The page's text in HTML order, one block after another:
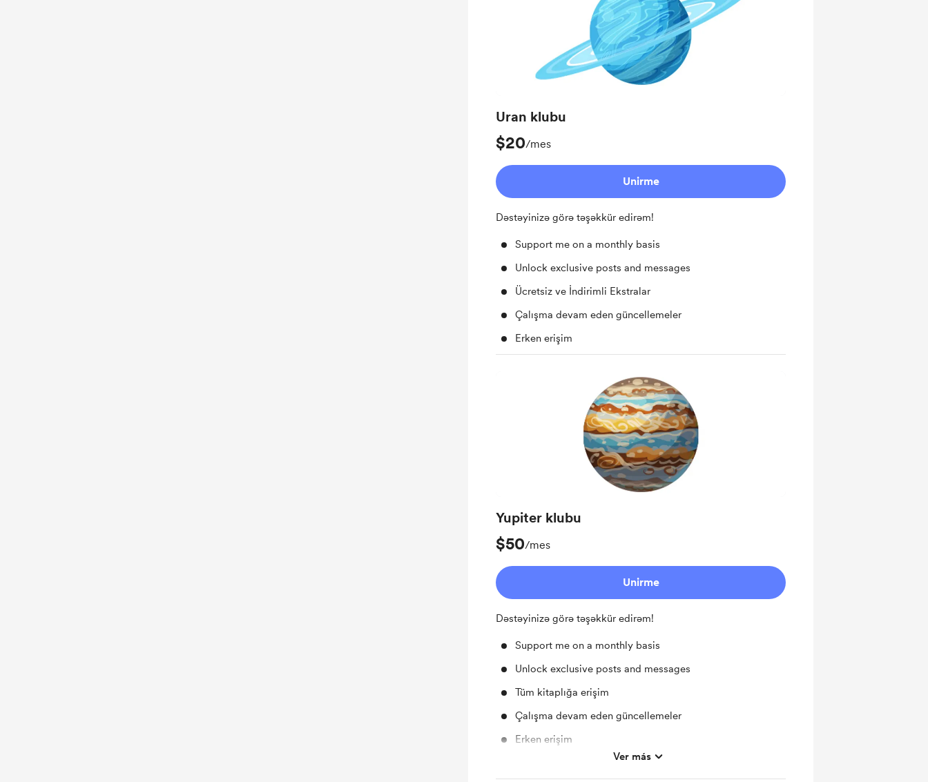
Uran klubu
$20/mes
Unirme
Dəstəyinizə görə təşəkkür edirəm!
Support me on a monthly basis
Unlock exclusive posts and messages
Ücretsiz ve İndirimli Ekstralar
Çalışma devam eden güncellemeler
Erken erişim
Yupiter klubu
$50/mes
Unirme
Dəstəyinizə görə təşəkkür edirəm!
Support me on a monthly basis
Unlock exclusive posts and messages
Tüm kitaplığa erişim
Çalışma devam eden güncellemeler
Erken erişim
Ücretsiz ve İndirimli Ekstralar
Ver más